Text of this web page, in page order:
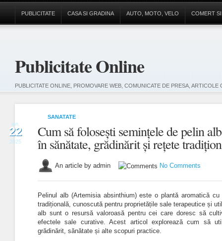
Publicitate Online
PUBLICITATE ONLINE, PROMOVARE WEB, COMUNICATE DE PRESA,
PUBLICITATE CASA SI GRADINA AUTO, MOTO, VELO COMERT
ian.
22
2025
SANATATE
Cum să folosești semințele de pelin
în sănătate, grădinărit și rețete
An article by admin No Comments
Pelinul alb (Artemisia absinthium) este o plantă aromatică
tradițională, cunoscută pentru proprietățile sale terapeutice și
alb sunt o resursă valoroasă pentru cei care doresc să
efectele sale curative. Acest articol explorează cum să
grădinărit, sănătate și alte scopuri practice.